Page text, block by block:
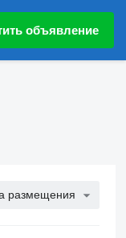
объявление
размещения